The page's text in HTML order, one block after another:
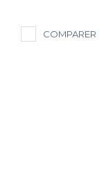
COMPARER